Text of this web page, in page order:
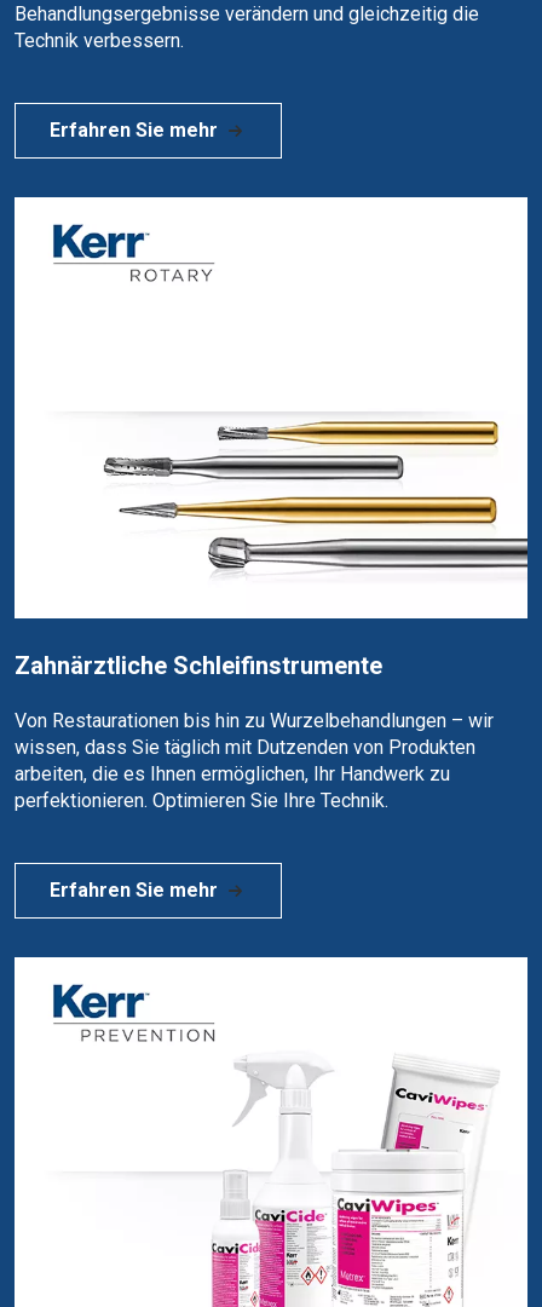
Behandlungsergebnisse verändern und gleichzeitig die
Technik verbessern.
Erfahren Sie mehr
Zahnärztliche Schleifinstrumente
Von Restaurationen bis hin zu Wurzelbehandlungen – wir
wissen, dass Sie täglich mit Dutzenden von Produkten
arbeiten, die es Ihnen ermöglichen, Ihr Handwerk zu
perfektionieren. Optimieren Sie Ihre Technik.
Erfahren Sie mehr